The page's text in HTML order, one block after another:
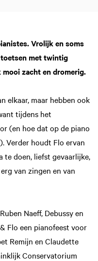
Vrolijk en soms
toetsen met twintig
zacht en dromerig.
elkaar, maar hebben ook
tijdens het
(en hoe dat op de piano
Verder houdt Flo ervan
te doen, liefst gevaarlijke,
van zingen en van
Naeff, Debussy en
Flo een pianofeest voor
Remijn en Claudette
Conservatorium